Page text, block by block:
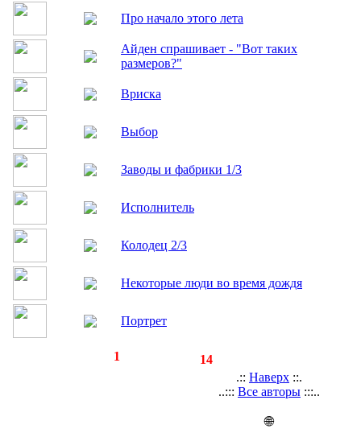
Про начало этого лета
Айден спрашивает - "Вот таких
размеров?"
Вриска
Выбор
Заводы и фабрики 1/3
Исполнитель
Колодец 2/3
Некоторые люди во время дождя
Портрет
1
14
.:: Наверх ::.
..::: Все авторы :::..
🌐